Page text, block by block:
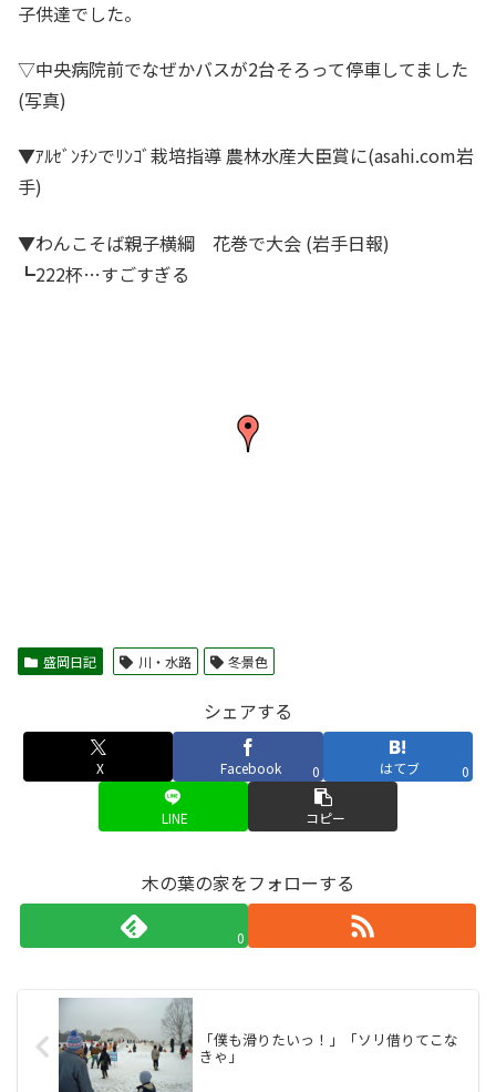
子供達でした。
▽中央病院前でなぜかバスが2台そろって停車してました
(写真)
▼ｱﾙｾﾞﾝﾁﾝでﾘﾝｺﾞ栽培指導 農林水産大臣賞に(asahi.com岩
手)
▼わんこそば親子横綱 花巻で大会 (岩手日報)
┗222杯…すごすぎる
盛岡日記 川・水路 冬景色
シェアする
X Facebook 0 はてブ 0
LINE コピー
木の葉の家をフォローする
0
「僕も滑りたいっ！」「ソリ借りてこな
きゃ」